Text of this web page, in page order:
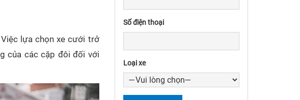
lựa chọn xe cưới trở
của các cặp đôi đối với
Số điện thoại
Loại xe